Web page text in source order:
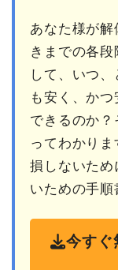
あなた様が
きまでの各
して、いつ
も安く、か
できるのか
ってわかり
損しないため
いための手順
今すぐ